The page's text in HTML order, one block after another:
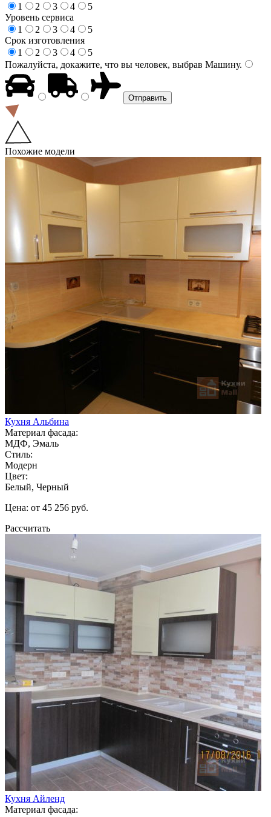
1
2 3 4
5
Уровень сервиса
1
2 3 4
5
Срок изготовления
1
2 3 4
5
Пожалуйста, докажите, что вы человек, выбрав Машину.
Похожие модели
Кухня Альбина
Материал фасада:
МДФ, Эмаль
Стиль:
Модерн
Цвет:
Белый, Черный
Цена: от 45 256 руб.
Рассчитать
Кухня Айленд
Материал фасада: